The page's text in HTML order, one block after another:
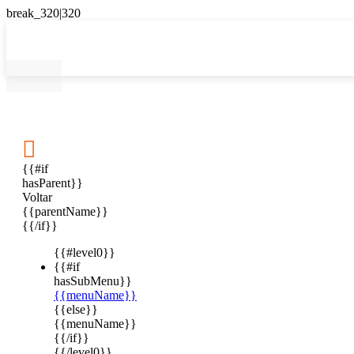

{{#if
hasParent}}
Voltar
{{parentName}}
{{/if}}
{{#level0}}
{{#if
hasSubMenu}}
{{menuName}}
{{else}}
{{menuName}}
{{/if}}